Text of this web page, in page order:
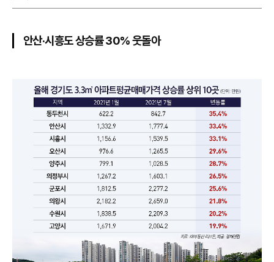
유
스
안산·시흥도 상승률 30% 웃돌아